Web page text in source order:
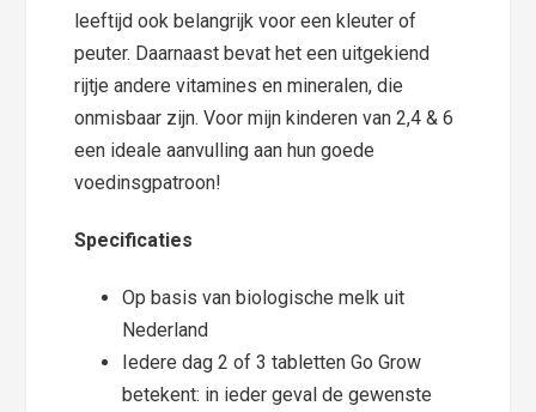
leeftijd ook belangrijk voor een kleuter of
peuter. Daarnaast bevat het een uitgekiend
rijtje andere vitamines en mineralen, die
onmisbaar zijn. Voor mijn kinderen van 2,4 & 6
een ideale aanvulling aan hun goede
voedinsgpatroon!
Specificaties
Op basis van biologische melk uit
Nederland
Iedere dag 2 of 3 tabletten Go Grow
betekent: in ieder geval de gewenste